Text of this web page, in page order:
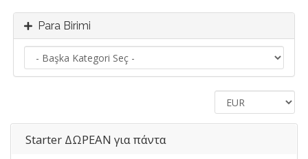
Para Birimi
Starter ΔΩΡΕΑΝ για πάντα